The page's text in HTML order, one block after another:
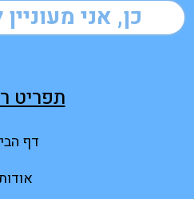
כן, אני
תפריט
דף